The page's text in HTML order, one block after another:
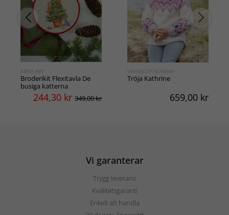
ABRIS ART
Broderikit Flexitavla De
busiga katterna
244,30 kr 349,00 kr
VIKING OF NORWAY
Tröja Kathrine
659,00 kr
Vi garanterar
Trygg leverans
Kvalitetsgaranti
Enkelt att handla